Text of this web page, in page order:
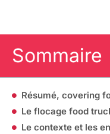
Sommaire
Résumé, covering
Le flocage food
Le contexte et les